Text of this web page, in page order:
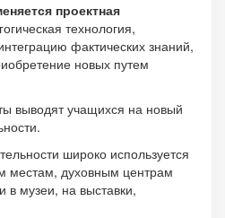
проектная
технология,
фактических знаний,
новых путем
выводят учащихся на новый
широко используется
местам, духовным центрам
в музеи, на выставки,